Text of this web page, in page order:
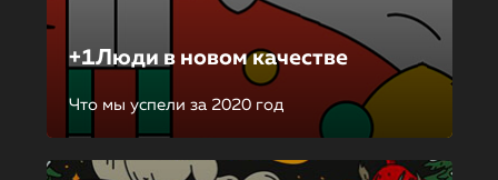
+1Люди в новом качестве
Что мы успели за 2020 год